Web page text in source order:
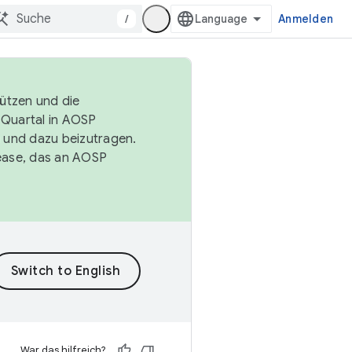
/ Anmelden
und die
in AOSP
und dazu beizutragen.
das an AOSP